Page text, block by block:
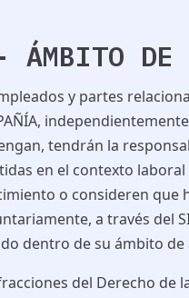
DE
y partes
tendrán la
en el contexto
o consideren que
a través del
dentro de su ámbito
del Derecho de